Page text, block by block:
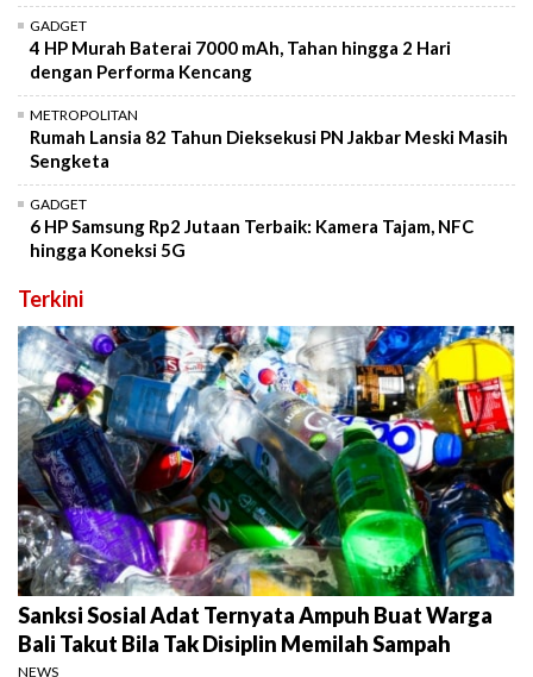
GADGET
4 HP Murah Baterai 7000 mAh, Tahan hingga 2 Hari
dengan Performa Kencang
METROPOLITAN
Rumah Lansia 82 Tahun Dieksekusi PN Jakbar Meski Masih
Sengketa
GADGET
6 HP Samsung Rp2 Jutaan Terbaik: Kamera Tajam, NFC
hingga Koneksi 5G
Terkini
Sanksi Sosial Adat Ternyata Ampuh Buat Warga
Bali Takut Bila Tak Disiplin Memilah Sampah
NEWS